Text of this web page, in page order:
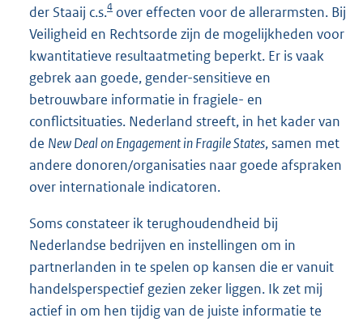
der Staaij c.s.4 over effecten voor de allerarmsten. Bij
Veiligheid en Rechtsorde zijn de mogelijkheden voor
kwantitatieve resultaatmeting beperkt. Er is vaak
gebrek aan goede, gender-sensitieve en
betrouwbare informatie in fragiele- en
conflictsituaties. Nederland streeft, in het kader van
de New Deal on Engagement in Fragile States, samen met
andere donoren/organisaties naar goede afspraken
over internationale indicatoren.
Soms constateer ik terughoudendheid bij
Nederlandse bedrijven en instellingen om in
partnerlanden in te spelen op kansen die er vanuit
handelsperspectief gezien zeker liggen. Ik zet mij
actief in om hen tijdig van de juiste informatie te